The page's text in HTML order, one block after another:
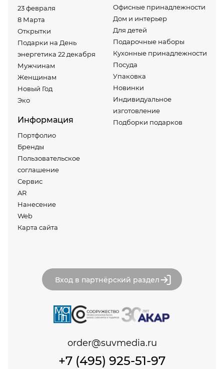
23 февраля
8 Марта
Открытки
Подарки на День
энергетика 22 декабря
Мужчинам
Женщинам
Новый Год
Эко
Информация
Портфолио
Бренды
Пользовательское
соглашение
Сервис
AR
Нанесение
Web
Карта сайта
Офисные принадлежности
Дом и интерьер
Для детей
Подарочные наборы
Кухонные принадлежности
Посуда
Упаковка
Новинки
Индивидуальное
изготовление
Подборки подарков
Вход в партнёрский раздел
+7 (495) 925-51-97
order@suvmedia.ru